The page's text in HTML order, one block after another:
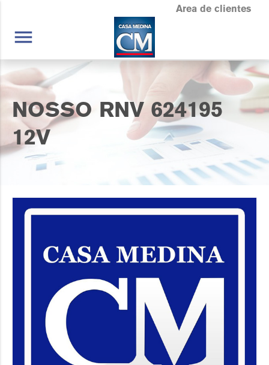
Area de clientes
menu
NOSSO RNV 624195
12V